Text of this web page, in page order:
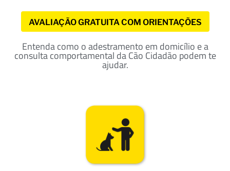
AVALIAÇÃO GRATUITA COM ORIENTAÇÕES
Entenda como o adestramento em domicílio e a
consulta comportamental da Cão Cidadão podem te
ajudar.